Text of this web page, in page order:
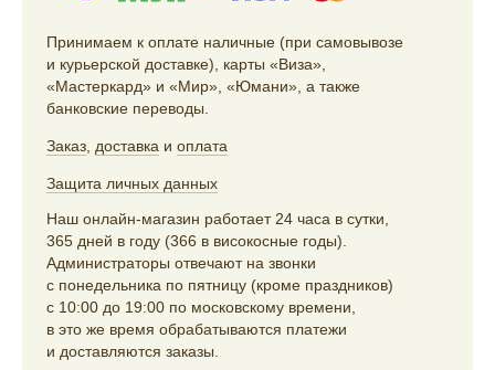
Принимаем к оплате наличные (при самовывозе
и курьерской доставке), карты «Виза»,
«Мастеркард» и «Мир», «Юмани», а также
банковские переводы.
Заказ доставка и оплата
Защита личных данных
Наш онлайн-магазин работает 24 часа в сутки,
365 дней в году (366 в високосные годы).
Администраторы отвечают на звонки
с понедельника по пятницу (кроме праздников)
с 10:00 до 19:00 по московскому времени,
в это же время обрабатываются платежи
и доставляются заказы.